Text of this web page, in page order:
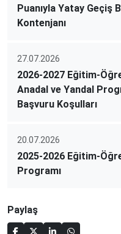
Puanıyla Yatay Geçiş
Kontenjanı
27.07.2026
2026-2027 Eğitim-
Anadal ve Yandal
Başvuru Koşulları
20.07.2026
2025-2026 Eğitim-
Programı
Paylaş